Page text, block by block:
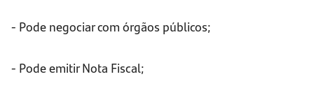
- Pode negociar com órgãos públicos;
- Pode emitir Nota Fiscal;